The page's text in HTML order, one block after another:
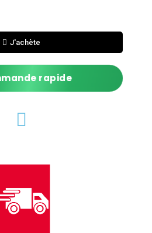
J'achète
rapide